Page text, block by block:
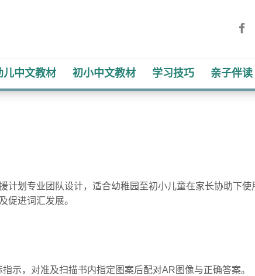
儿​中文教材 初小​中文教材 学习技巧 亲子伴读
计划专业团队设计，适合幼稚园至初小儿童在家长协助下
促进词汇发展。
示，对准及扫描书内指定图案后配对AR图像与正确答案。